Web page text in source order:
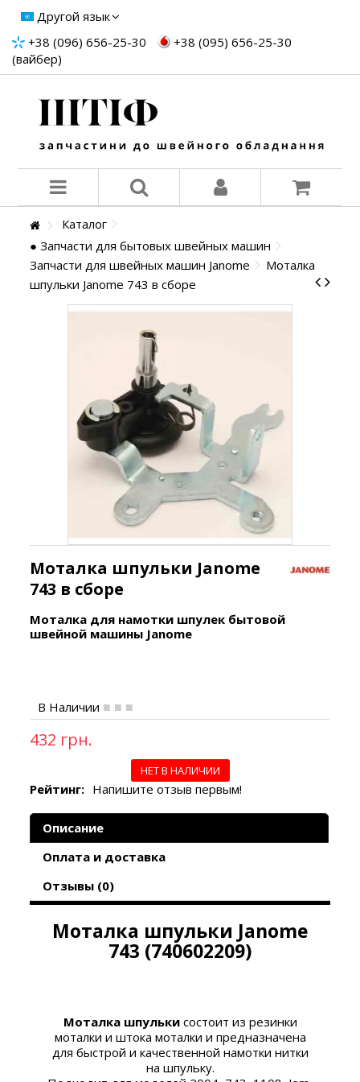
Другой язык
+38 (096) 656-25-30
+38 (095) 656-25-30
(вайбер)
Каталог
● Запчасти для бытовых швейных машин
Запчасти для швейных машин Janome
Моталка
шпульки Janome 743 в сборе
Моталка шпульки Janome
743 в сборе
Моталка для намотки шпулек бытовой
швейной машины Janome
В Наличии
432 грн.
НЕТ В НАЛИЧИИ
Рейтинг: Напишите отзыв первым!
Описание
Оплата и доставка
Отзывы (0)
Моталка шпульки Janome
743 (740602209)
Моталка шпульки состоит из резинки
моталки и штока моталки и предназначена
для быстрой и качественной намотки нитки
на шпульку.